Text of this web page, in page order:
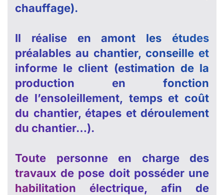
chauffage).
Il réalise en amont les études
préalables au chantier, conseille et
informe le client (estimation de la
production en fonction
de l’ensoleillement, temps et coût
du chantier, étapes et déroulement
du chantier…).
Toute personne en charge des
travaux de pose doit posséder une
habilitation électrique, afin de